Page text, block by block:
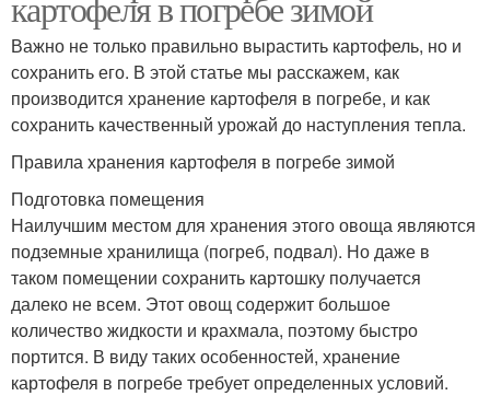
Важно не только правильно вырастить картофель, но и
сохранить его. В этой статье мы расскажем, как
производится хранение картофеля в погребе, и как
сохранить качественный урожай до наступления тепла.
Правила хранения картофеля в погребе зимой
Подготовка помещения
Наилучшим местом для хранения этого овоща являются
подземные хранилища (погреб, подвал). Но даже в
таком помещении сохранить картошку получается
далеко не всем. Этот овощ содержит большое
количество жидкости и крахмала, поэтому быстро
портится. В виду таких особенностей, хранение
картофеля в погребе требует определенных условий.